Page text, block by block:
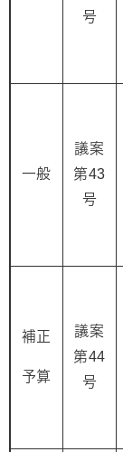
号
一般
議案
第43
号
補正
予算
議案
第44
号